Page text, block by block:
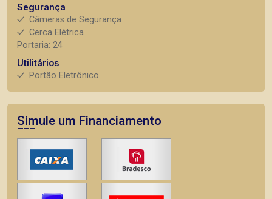
Segurança
Câmeras de Segurança
Cerca Elétrica
Portaria: 24
Utilitários
Portão Eletrônico
Simule um Financiamento